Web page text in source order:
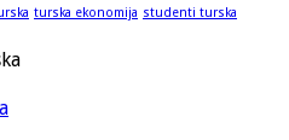
turska ekonomija studenti turska